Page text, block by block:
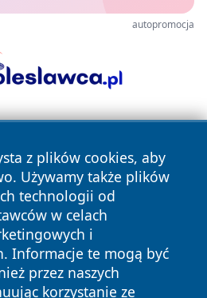
autopromocja
z plików cookies, aby
Używamy także plików
technologii od
w celach
i
Informacje te mogą być
przez naszych
korzystanie ze
Wszystkie prawa
Polityka